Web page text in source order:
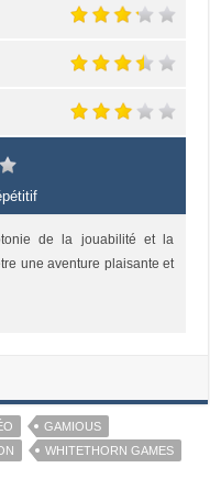
de la jouabilité et la
une aventure plaisante et
GAMIOUS
WHITETHORN GAMES